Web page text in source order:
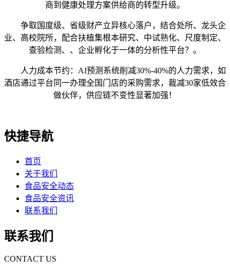
商到健康处理方案供给商的转型升级。
争取国度级、省级财产立异核心落户，结合处所、龙头企
业、高校院所，配合扶植集根本研究、中试熟化、尺度制定、
查验检测、、企业孵化于一体的分析性平台？。
人力成本节约：AI预测系统削减30%-40%的人力需求，如
酒店通过平台同一办理全国门店的采购需求，裁减30家低效合
做伙伴，供应链不变性显著加强！
快捷导航
首页
关于我们
食品安全动态
食品安全资讯
联系我们
联系我们
CONTACT US